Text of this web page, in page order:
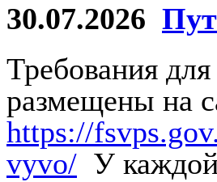
30.07.2026
Требования
размещены на
https://
vyvo/ У